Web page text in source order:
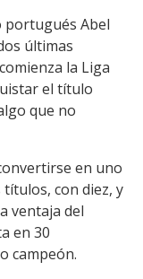
portugués Abel
últimas
la Liga
el título
que no
en uno
títulos, con diez, y
ventaja del
en 30
campeón.